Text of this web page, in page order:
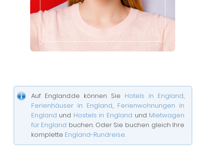
Auf England.de können Sie Hotels in England,
Ferienhäuser in England, Ferienwohnungen in
England und Hostels in England und Mietwagen
für England buchen. Oder Sie buchen gleich Ihre
komplette England-Rundreise.